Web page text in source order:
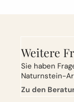
Weitere
Sie haben
Naturnstein-
Zu den